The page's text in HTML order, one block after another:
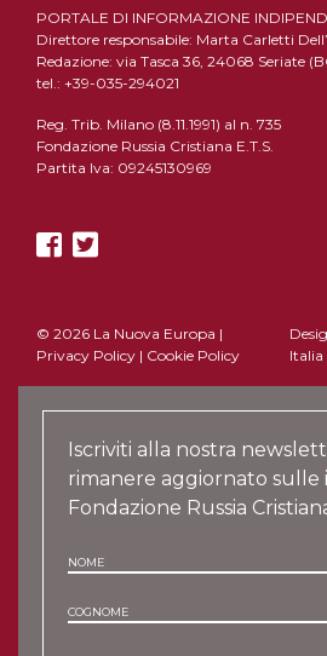
PORTALE DI INFORMAZIONE
Direttore responsabile: Marta Carletti
Redazione: via Tasca 36, 24068 Seriate
tel.: +39-035-294021
Reg. Trib. Milano (8.11.1991) al n. 735
Fondazione Russia Cristiana E.T.S.
Partita Iva: 09245130969
© 2026 La Nuova Europa |
Privacy Policy | Cookie Policy
Italia
Iscriviti alla nostra
rimanere aggiornato sulle
Fondazione Russia
NOME
COGNOME